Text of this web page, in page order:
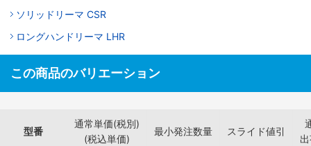
ソリッドリーマ CSR
ロングハンドリーマ LHR
この商品のバリエーション
型番
通常単価(税別)
(税込単価)
最小発注数量 スライド値引